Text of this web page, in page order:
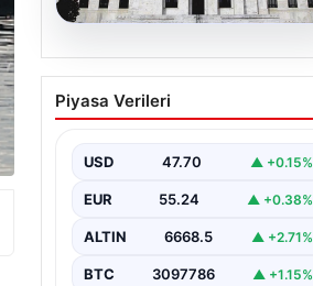
06.08.2026
Fed faizi sabit tuttu
Piyasa Verileri
USD 47.70 ▲ +0.15%
EUR 55.24 ▲ +0.38%
ALTIN 6668.5 ▲ +2.71%
BTC 3097786 ▲ +1.15%